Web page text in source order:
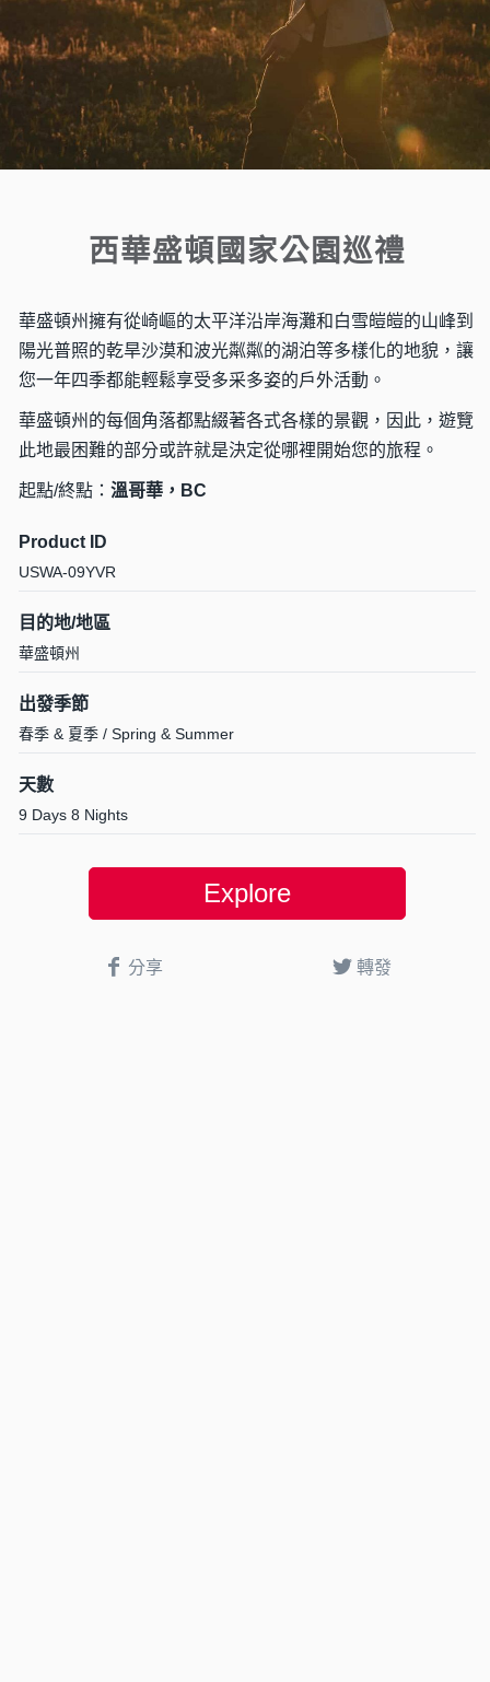
西華盛頓國家公園巡禮
華盛頓州擁有從崎嶇的太平洋沿岸海灘和白雪皚皚的山峰到
陽光普照的乾旱沙漠和波光粼粼的湖泊等多樣化的地貌，讓
您一年四季都能輕鬆享受多采多姿的戶外活動。
華盛頓州的每個角落都點綴著各式各樣的景觀，因此，遊覽
此地最困難的部分或許就是決定從哪裡開始您的旅程。
起點/終點： 溫哥華，BC
Product ID
USWA-09YVR
目的地/地區
華盛頓州
出發季節
春季 & 夏季 / Spring & Summer
天數
9 Days 8 Nights
Explore
分享 轉發